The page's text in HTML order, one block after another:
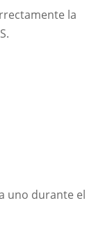
la
uno durante el